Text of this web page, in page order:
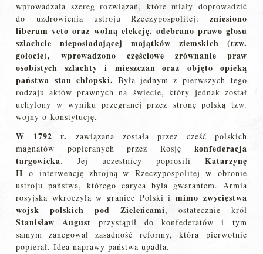
wprowadzała szereg rozwiązań, które miały doprowadzić
do uzdrowienia ustroju Rzeczypospolitej: zniesiono
liberum veto oraz wolną elekcję, odebrano prawo głosu
szlachcie nieposiadającej majątków ziemskich (tzw.
gołocie), wprowadzono częściowe zrównanie praw
osobistych szlachty i mieszczan oraz objęto opieką
państwa stan chłopski. Była jednym z pierwszych tego
rodzaju aktów prawnych na świecie, który jednak został
uchylony w wyniku przegranej przez stronę polską tzw.
wojny o konstytucję.
W 1792 r.
zawiązana została przez cześć polskich
magnatów popieranych przez Rosję konfederacja
targowicka. Jej uczestnicy poprosili Katarzynę
II o interwencję zbrojną w Rzeczypospolitej w obronie
ustroju państwa, którego caryca była gwarantem. Armia
rosyjska wkroczyła w granice Polski imimo zwycięstwa
wojsk polskich pod Zieleńcami, ostatecznie król
Stanisław August przystąpił do konfederatów i tym
samym zanegował zasadność reformy, która pierwotnie
popierał. Idea naprawy państwa upadła.